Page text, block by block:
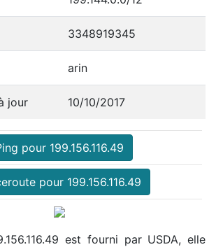
3348919345
arin
jour 10/10/2017
pour 199.156.116.49
pour 199.156.116.49
est fourni par USDA, elle